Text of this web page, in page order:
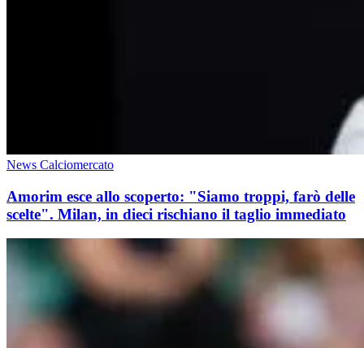
News Calciomercato
Amorim esce allo scoperto: "Siamo troppi, farò delle
scelte". Milan, in dieci rischiano il taglio immediato